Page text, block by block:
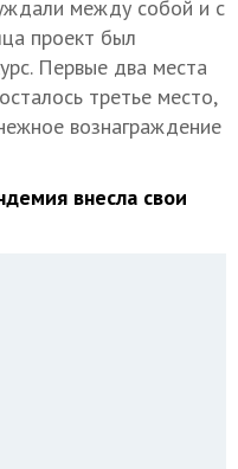
между собой и с
проект был
Первые два места
третье место,
вознаграждение
внесла свои